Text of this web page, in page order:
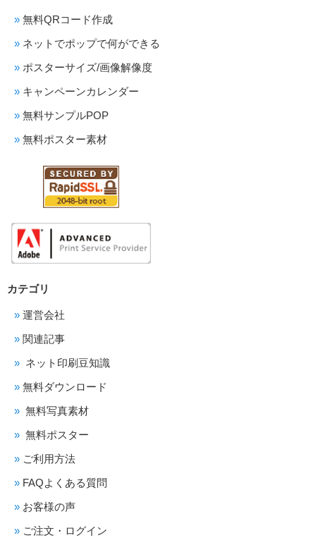
無料QRコード作成
ネットでポップで何ができる
ポスターサイズ/画像解像度
キャンペーンカレンダー
無料サンプルPOP
無料ポスター素材
カテゴリ
運営会社
関連記事
ネット印刷豆知識
無料ダウンロード
無料写真素材
無料ポスター
ご利用方法
FAQよくある質問
お客様の声
ご注文・ログイン